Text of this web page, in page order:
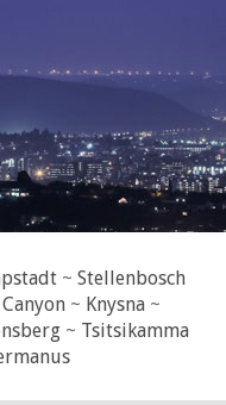
~ Stellenbosch
~ Knysna ~
~ Tsitsikamma